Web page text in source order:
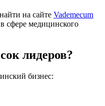
на сайте Vademecum
сфере медицинского
лидеров?
бизнес: